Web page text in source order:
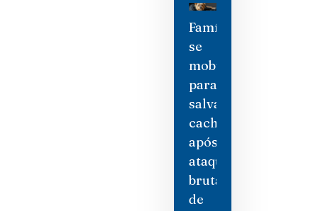
Família
se
mobiliza
para
salvar
cachorro
após
ataque
brutal
de